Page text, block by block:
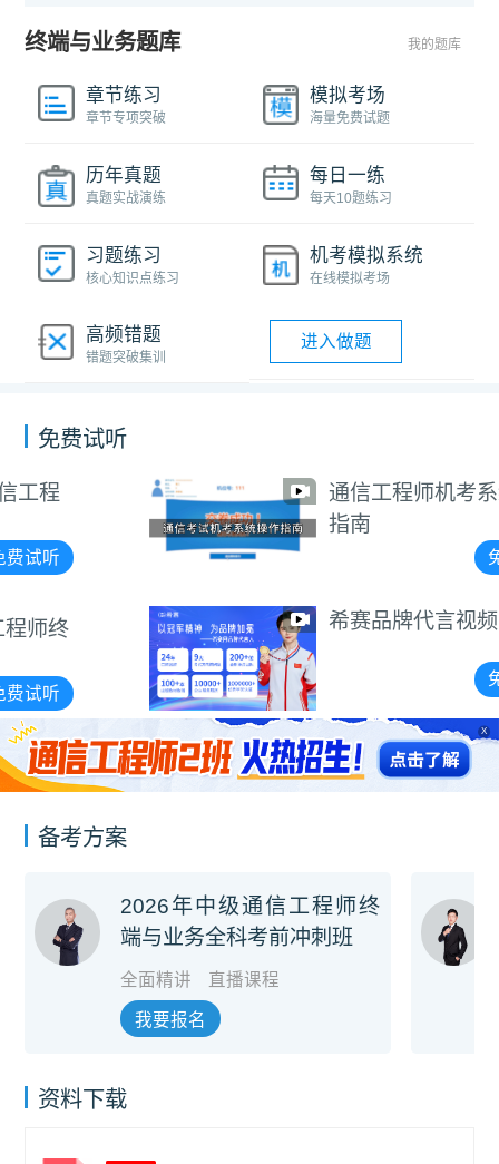
终端与业务题库 我的题库
章节练习
章节专项突破
模拟考场
海量免费试题
历年真题
真题实战演练
每日一练
每天10题练习
习题练习
核心知识点练习
机考模拟系统
在线模拟考场
高频错题
错题突破集训
进入做题
免费试听
通信工程师机考系统操作
指南
希赛品牌代言视频
X
备考方案
2026年中级通信工程师终
端与业务全科考前冲刺班
全面精讲 直播课程
我要报名
资料下载